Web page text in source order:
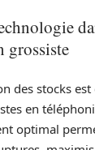
grossiste
des stocks
en
optimal